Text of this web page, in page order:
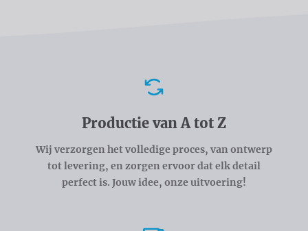
Productie van A tot Z
Wij verzorgen het volledige proces, van ontwerp
tot levering, en zorgen ervoor dat elk detail
perfect is. Jouw idee, onze uitvoering!